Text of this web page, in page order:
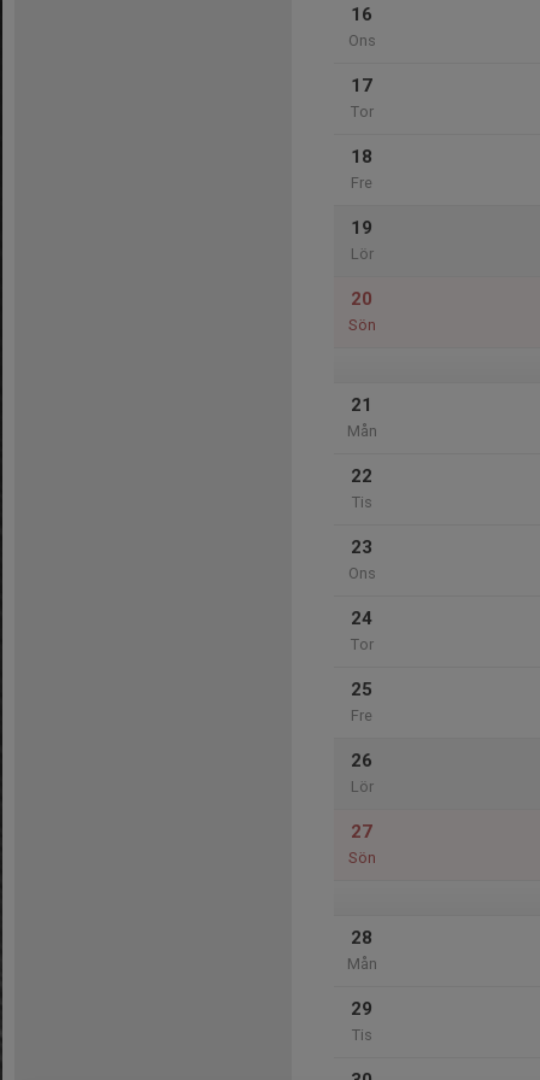
16
Ons
17
Tor
18
Fre
19
Lör
20
Sön
21
Mån
22
Tis
23
Ons
24
Tor
25
Fre
26
Lör
27
Sön
28
Mån
29
Tis